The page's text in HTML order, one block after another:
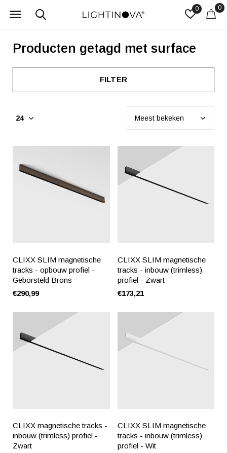
0 0
Producten getagd met surface
FILTER
CLIXX SLIM magnetische
tracks - opbouw profiel -
Geborsteld Brons
€290,99
CLIXX SLIM magnetische
tracks - inbouw (trimless)
profiel - Zwart
€173,21
CLIXX magnetische tracks -
inbouw (trimless) profiel -
Zwart
CLIXX SLIM magnetische
tracks - inbouw (trimless)
profiel - Wit